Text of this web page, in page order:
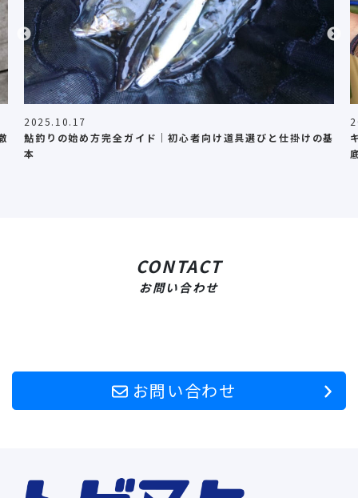
2025.10.17
鮎釣りの始め方完全ガイド｜初心者向け道具選びと仕掛けの基
本
CONTACT
お問い合わせ
お問い合わせ